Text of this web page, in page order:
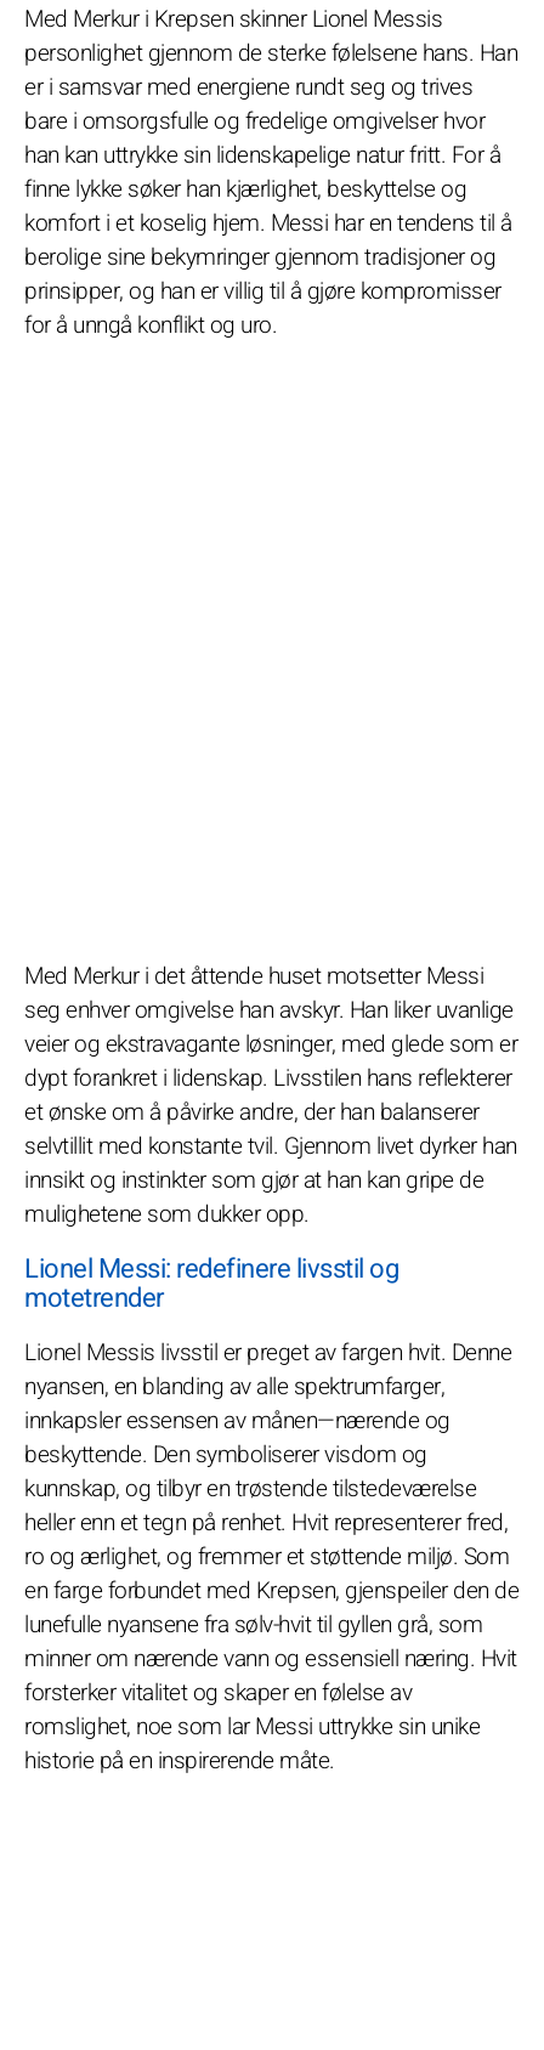
Med Merkur i Krepsen skinner Lionel Messis
personlighet gjennom de sterke følelsene hans. Han
er i samsvar med energiene rundt seg og trives
bare i omsorgsfulle og fredelige omgivelser hvor
han kan uttrykke sin lidenskapelige natur fritt. For å
finne lykke søker han kjærlighet, beskyttelse og
komfort i et koselig hjem. Messi har en tendens til å
berolige sine bekymringer gjennom tradisjoner og
prinsipper, og han er villig til å gjøre kompromisser
for å unngå konflikt og uro.
Med Merkur i det åttende huset motsetter Messi
seg enhver omgivelse han avskyr. Han liker uvanlige
veier og ekstravagante løsninger, med glede som er
dypt forankret i lidenskap. Livsstilen hans reflekterer
et ønske om å påvirke andre, der han balanserer
selvtillit med konstante tvil. Gjennom livet dyrker han
innsikt og instinkter som gjør at han kan gripe de
mulighetene som dukker opp.
Lionel Messi: redefinere livsstil og
motetrender
Lionel Messis livsstil er preget av fargen hvit. Denne
nyansen, en blanding av alle spektrumfarger,
innkapsler essensen av månen—nærende og
beskyttende. Den symboliserer visdom og
kunnskap, og tilbyr en trøstende tilstedeværelse
heller enn et tegn på renhet. Hvit representerer fred,
ro og ærlighet, og fremmer et støttende miljø. Som
en farge forbundet med Krepsen, gjenspeiler den de
lunefulle nyansene fra sølv-hvit til gyllen grå, som
minner om nærende vann og essensiell næring. Hvit
forsterker vitalitet og skaper en følelse av
romslighet, noe som lar Messi uttrykke sin unike
historie på en inspirerende måte.